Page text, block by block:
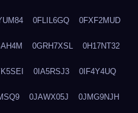
0FLIL6GQ 0FXF2MUD
0GRH7XSL 0H17NT32
0IA5RSJ3 0IF4Y4UQ
0JAWX05J 0JMG9NJH